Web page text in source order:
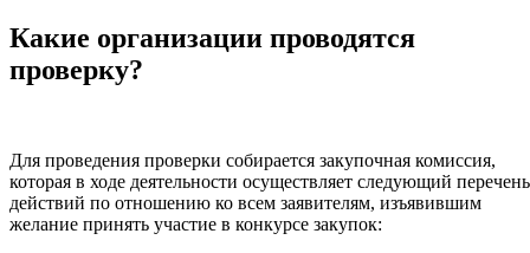
Какие организации проводятся
проверку?
Для проведения проверки собирается закупочная комиссия,
которая в ходе деятельности осуществляет следующий перечень
действий по отношению ко всем заявителям, изъявившим
желание принять участие в конкурсе закупок: